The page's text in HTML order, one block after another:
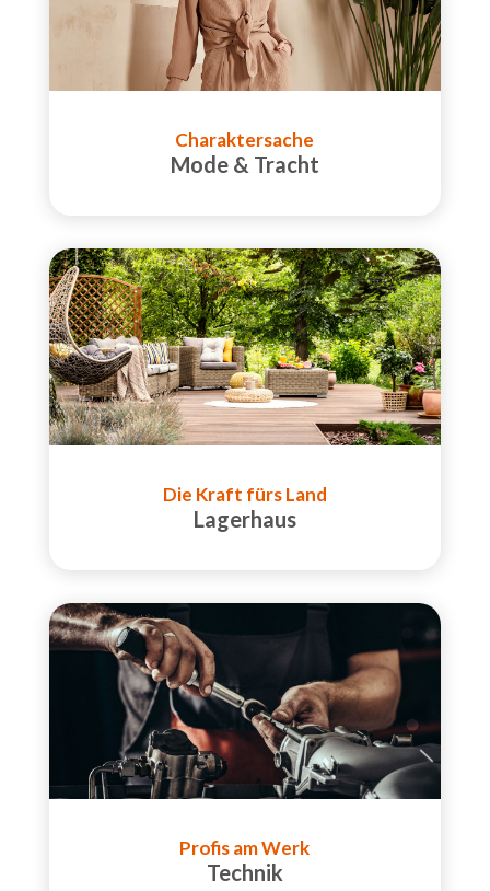
Mode & Tracht
Charaktersache
Lagerhaus
Die Kraft fürs Land
Technik
Profis am Werk